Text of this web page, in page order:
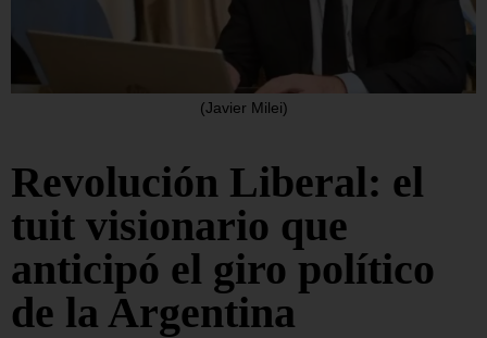
(Javier Milei)
Revolución Liberal: el
tuit visionario que
anticipó el giro político
de la Argentina